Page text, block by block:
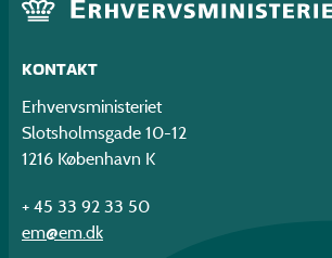
KONTAKT
Erhvervsministeriet
Slotsholmsgade 10-12
1216 København K
+ 45 33 92 33 50
em@em.dk